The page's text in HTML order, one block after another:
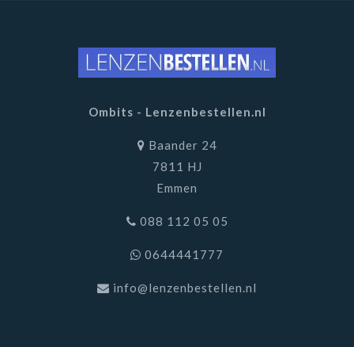
Ombits - Lenzenbestellen.nl
Baander 24
7811 HJ
Emmen
088 112 05 05
0644441777
info@lenzenbestellen.nl